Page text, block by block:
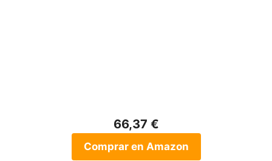
66,37 €
Comprar en Amazon